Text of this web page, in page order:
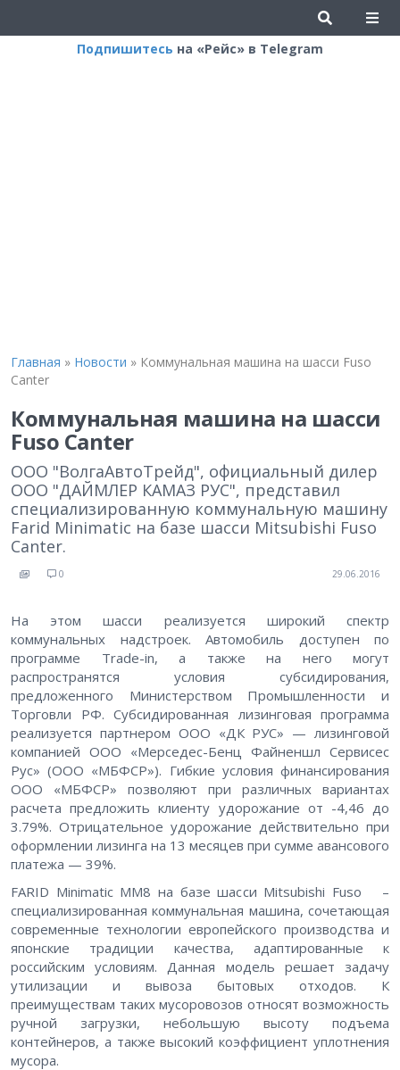
Подпишитесь на «Рейс» в Telegram
Главная » Новости » Коммунальная машина на шасси Fuso
Canter
Коммунальная машина на шасси
Fuso Canter
ООО "ВолгаАвтоТрейд", официальный дилер
ООО "ДАЙМЛЕР КАМАЗ РУС", представил
специализированную коммунальную машину
Farid Minimatic на базе шасси Mitsubishi Fuso
Canter.
0 29.06.2016
На этом шасси реализуется широкий спектр
коммунальных надстроек. Автомобиль доступен по
программе Trade-in, а также на него могут
распространятся условия субсидирования,
предложенного Министерством Промышленности и
Торговли РФ. Субсидированная лизинговая программа
реализуется партнером ООО «ДК РУС» — лизинговой
компанией ООО «Мерседес-Бенц Файненшл Сервисес
Рус» (ООО «МБФСР»). Гибкие условия финансирования
ООО «МБФСР» позволяют при различных вариантах
расчета предложить клиенту удорожание от -4,46 до
3.79%. Отрицательное удорожание действительно при
оформлении лизинга на 13 месяцев при сумме авансового
платежа — 39%.
FARID Minimatic MM8 на базе шасси Mitsubishi Fuso –
специализированная коммунальная машина, сочетающая
современные технологии европейского производства и
японские традиции качества, адаптированные к
российским условиям. Данная модель решает задачу
утилизации и вывоза бытовых отходов. К
преимуществам таких мусоровозов относят возможность
ручной загрузки, небольшую высоту подъема
контейнеров, а также высокий коэффициент уплотнения
мусора.